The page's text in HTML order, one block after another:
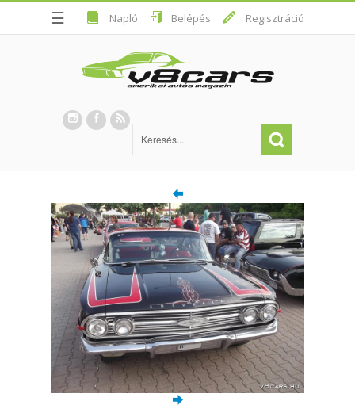
☰ Napló Belépés Regisztráció